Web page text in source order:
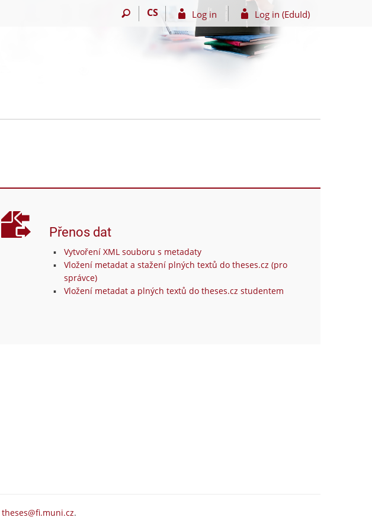
CS Log in Log in (EduId)
Přenos dat
Vytvoření XML souboru s metadaty
Vložení metadat a stažení plných textů do theses.cz (pro
správce)
Vložení metadat a plných textů do theses.cz studentem
theses@fi.muni.cz.